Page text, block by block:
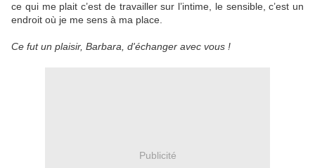
ce qui me plait c’est de travailler sur l’intime, le sensible, c’est un
endroit où je me sens à ma place.
Ce fut un plaisir, Barbara, d'échanger avec vous !
Publicité